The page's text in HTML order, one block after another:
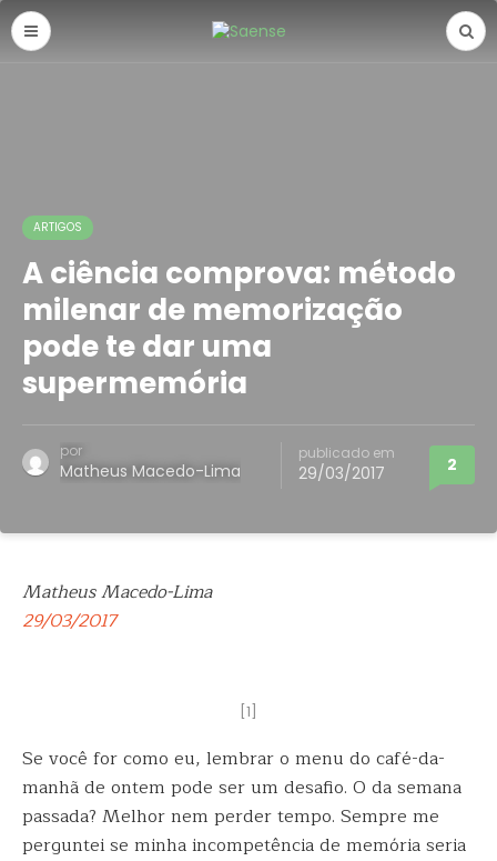
ARTIGOS
A ciência comprova: método
milenar de memorização
pode te dar uma
supermemória
por
Matheus Macedo-Lima
publicado em
29/03/2017 2
Matheus Macedo-Lima
29/03/2017
[1]
Se você for como eu, lembrar o menu do café-da-
manhã de ontem pode ser um desafio. O da semana
passada? Melhor nem perder tempo. Sempre me
pergunteise minha incompetência de memória seria